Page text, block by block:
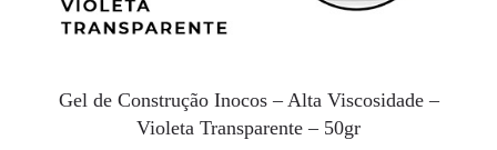
Gel de Construção Inocos – Alta Viscosidade –
Violeta Transparente – 50gr